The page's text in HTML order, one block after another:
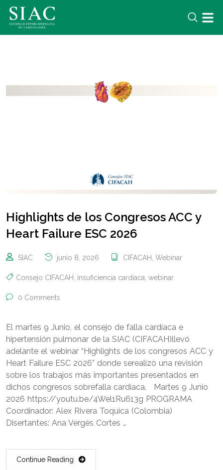
Highlights de los Congresos ACC y
Heart Failure ESC 2026
SIAC junio 8, 2026 CIFACAH Webinar
Consejo CIFACAH insuficiencia cardíaca webinar
0 Comments
El martes 9 Junio, el consejo de falla cardíaca e
hipertensión pulmonar de la SIAC (CIFACAH)llevó
adelante el webinar “Highlights de los congresos ACC y
Heart Failure ESC 2026” donde serealizó una revisión
sobre los trabajos más importantes presentados en
dichos congresos sobrefalla cardíaca. Martes 9 Junio
2026 https://youtu.be/4Wel1Ru613g PROGRAMA
Coordinador: Alex Rivera Toquica (Colombia)
Disertantes: Ana Vergés Cortes …
Continue Reading